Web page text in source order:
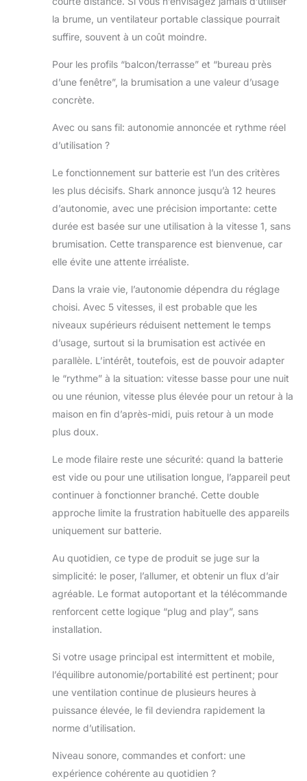
la brume, un ventilateur portable classique pourrait
suffire, souvent à un coût moindre.
Pour les profils “balcon/terrasse” et “bureau près
d’une fenêtre”, la brumisation a une valeur d’usage
concrète.
Avec ou sans fil: autonomie annoncée et rythme réel
d’utilisation ?
Le fonctionnement sur batterie est l’un des critères
les plus décisifs. Shark annonce jusqu’à 12 heures
d’autonomie, avec une précision importante: cette
durée est basée sur une utilisation à la vitesse 1, sans
brumisation. Cette transparence est bienvenue, car
elle évite une attente irréaliste.
Dans la vraie vie, l’autonomie dépendra du réglage
choisi. Avec 5 vitesses, il est probable que les
niveaux supérieurs réduisent nettement le temps
d’usage, surtout si la brumisation est activée en
parallèle. L’intérêt, toutefois, est de pouvoir adapter
le “rythme” à la situation: vitesse basse pour une nuit
ou une réunion, vitesse plus élevée pour un retour à la
maison en fin d’après-midi, puis retour à un mode
plus doux.
Le mode filaire reste une sécurité: quand la batterie
est vide ou pour une utilisation longue, l’appareil peut
continuer à fonctionner branché. Cette double
approche limite la frustration habituelle des appareils
uniquement sur batterie.
Au quotidien, ce type de produit se juge sur la
simplicité: le poser, l’allumer, et obtenir un flux d’air
agréable. Le format autoportant et la télécommande
renforcent cette logique “plug and play”, sans
installation.
Si votre usage principal est intermittent et mobile,
l’équilibre autonomie/portabilité est pertinent; pour
une ventilation continue de plusieurs heures à
puissance élevée, le fil deviendra rapidement la
norme d’utilisation.
Niveau sonore, commandes et confort: une
expérience cohérente au quotidien ?